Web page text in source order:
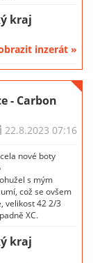
kraj
inzerát »
- Carbon
22.8.2023 07:16
nové boty
s mým
což se ovšem
velikost 42 2/3
XC.
kraj